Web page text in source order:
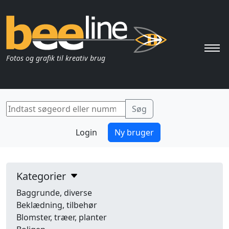
Fotos og grafik til kreativ brug
Login Ny bruger
Kategorier
Baggrunde, diverse
Beklædning, tilbehør
Blomster, træer, planter